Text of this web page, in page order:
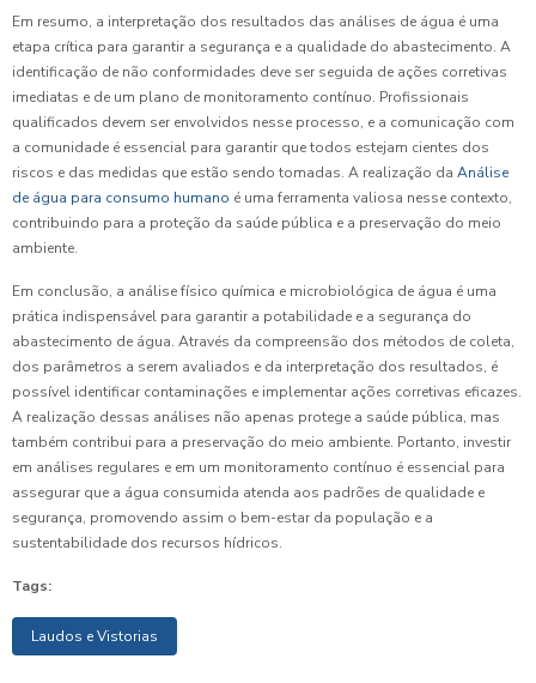
Em resumo, a interpretação dos resultados das análises de água é uma
etapa crítica para garantir a segurança e a qualidade do abastecimento. A
identificação de não conformidades deve ser seguida de ações corretivas
imediatas e de um plano de monitoramento contínuo. Profissionais
qualificados devem ser envolvidos nesse processo, e a comunicação com
a comunidade é essencial para garantir que todos estejam cientes dos
riscos e das medidas que estão sendo tomadas. A realização da Análise
de água para consumo humano é uma ferramenta valiosa nesse contexto,
contribuindo para a proteção da saúde pública e a preservação do meio
ambiente.
Em conclusão, a análise físico química e microbiológica de água é uma
prática indispensável para garantir a potabilidade e a segurança do
abastecimento de água. Através da compreensão dos métodos de coleta,
dos parâmetros a serem avaliados e da interpretação dos resultados, é
possível identificar contaminações e implementar ações corretivas eficazes.
A realização dessas análises não apenas protege a saúde pública, mas
também contribui para a preservação do meio ambiente. Portanto, investir
em análises regulares e em um monitoramento contínuo é essencial para
assegurar que a água consumida atenda aos padrões de qualidade e
segurança, promovendo assim o bem-estar da população e a
sustentabilidade dos recursos hídricos.
Tags:
Laudos e Vistorias